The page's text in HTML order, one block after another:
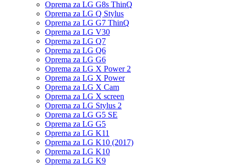
Oprema za LG G8s ThinQ
Oprema za LG Q Stylus
Oprema za LG G7 ThinQ
Oprema za LG V30
Oprema za LG Q7
Oprema za LG Q6
Oprema za LG G6
Oprema za LG X Power 2
Oprema za LG X Power
Oprema za LG X Cam
Oprema za LG X screen
Oprema za LG Stylus 2
Oprema za LG G5 SE
Oprema za LG G5
Oprema za LG K11
Oprema za LG K10 (2017)
Oprema za LG K10
Oprema za LG K9